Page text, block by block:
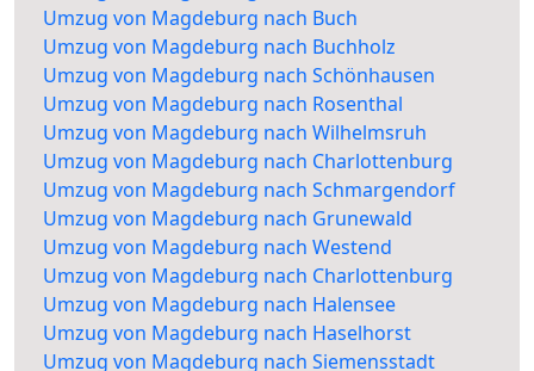
Umzug von Magdeburg nach Buch
Umzug von Magdeburg nach Buchholz
Umzug von Magdeburg nach Schönhausen
Umzug von Magdeburg nach Rosenthal
Umzug von Magdeburg nach Wilhelmsruh
Umzug von Magdeburg nach Charlottenburg
Umzug von Magdeburg nach Schmargendorf
Umzug von Magdeburg nach Grunewald
Umzug von Magdeburg nach Westend
Umzug von Magdeburg nach Charlottenburg
Umzug von Magdeburg nach Halensee
Umzug von Magdeburg nach Haselhorst
Umzug von Magdeburg nach Siemensstadt